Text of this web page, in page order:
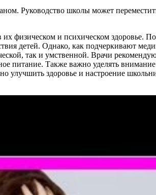
Руководство школы может
физическом и психическом здоровье.
детей. Однако, как подчеркивают
так и умственной. Врачи
питание. Также важно уделять
улучшить здоровье и настроение